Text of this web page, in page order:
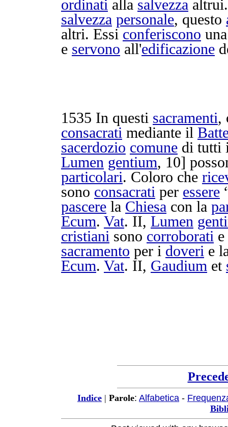
ordinati alla salvezza
salvezza personale, questo
altri. Essi conferiscono
e servono all'edificazione
1535 In questi sacramenti,
consacrati mediante il
sacerdozio comune di
Lumen gentium, 10]
particolari. Coloro che
sono consacrati per essere
pascere la Chiesa con la
Ecum. Vat. II, Lumen
cristiani sono corroborati
sacramento per i doveri e
Ecum. Vat. II, Gaudium et
Indice | Parole: Alfabetica -